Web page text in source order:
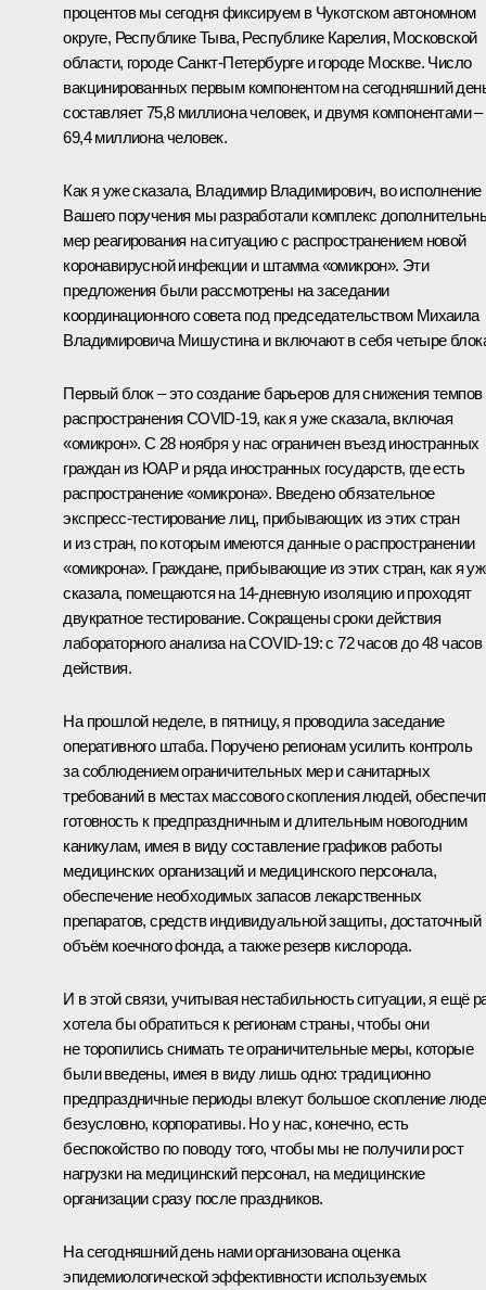
процентов мы сегодня фиксируем в Чукотском автономном
округе, Республике Тыва, Республике Карелия, Московской
области, городе Санкт-Петербурге и городе Москве. Число
вакцинированных первым компонентом на сегодняшний
составляет 75,8 миллиона человек, и двумя компонентами –
69,4 миллиона человек.
Как я уже сказала, Владимир Владимирович, во исполнение
Вашего поручения мы разработали комплекс
мер реагирования на ситуацию с распространением новой
коронавирусной инфекции и штамма «омикрон». Эти
предложения были рассмотрены на заседании
координационного совета под председательством Михаила
Владимировича Мишустинаи включают в себя четыре
Первый блок – это создание барьеров для снижения темпов
распространения COVID-19, как я уже сказала, включая
«омикрон». С 28 ноября у нас ограничен въезд иностранных
граждан из ЮАР и ряда иностранных государств, где есть
распространение «омикрона». Введено обязательное
экспресс-тестирование лиц, прибывающих из этих стран
и из стран, по которым имеются данные о распространении
«омикрона». Граждане, прибывающие из этих стран, как я
сказала, помещаются на 14-дневную изоляцию и проходят
двукратное тестирование. Сокращены сроки действия
лабораторного анализа на COVID-19: с 72 часов до 48 часов
действия.
На прошлой неделе, в пятницу, я проводила заседание
оперативного штаба. Поручено регионам усилить контроль
за соблюдением ограничительных мер и санитарных
требований в местах массового скопления людей,
готовность к предпраздничным и длительным новогодним
каникулам, имея в виду составление графиков работы
медицинских организаций и медицинского персонала,
обеспечение необходимых запасов лекарственных
препаратов, средств индивидуальной защиты, достаточный
объём коечного фонда, а также резерв кислорода.
И в этой связи, учитывая нестабильность ситуации, я ещё
хотела бы обратиться к регионам страны, чтобы они
не торопились снимать те ограничительные меры, которые
были введены, имея в виду лишь одно: традиционно
предпраздничные периоды влекут большое скопление
безусловно, корпоративы. Но у нас, конечно, есть
беспокойство по поводу того, чтобы мы не получили рост
нагрузки на медицинский персонал, на медицинские
организации сразу после праздников.
На сегодняшний день нами организована оценка
эпидемиологической эффективности используемых